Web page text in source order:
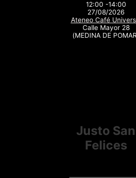
12:00 -14:00
27/08/2026
Ateneo Café
Calle Mayor 28
(MEDINA DE
Justo San
Felices